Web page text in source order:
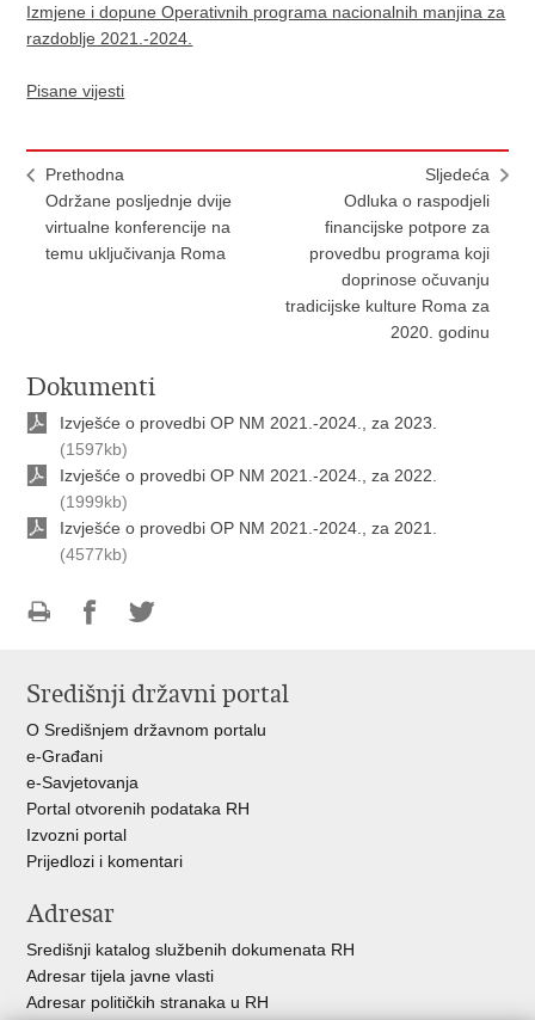
Izmjene i dopune Operativnih programa nacionalnih manjina za
razdoblje 2021.-2024.
Pisane vijesti
Prethodna
Održane posljednje dvije
virtualne konferencije na
temu uključivanja Roma
Sljedeća
Odluka o raspodjeli
financijske potpore za
provedbu programa koji
doprinose očuvanju
tradicijske kulture Roma za
2020. godinu
Dokumenti
Izvješće o provedbi OP NM 2021.-2024., za 2023.
(1597kb)
Izvješće o provedbi OP NM 2021.-2024., za 2022.
(1999kb)
Izvješće o provedbi OP NM 2021.-2024., za 2021.
(4577kb)
FacebookuTwitteru
Središnji državni portal
O Središnjem državnom portalu
e-Građani
e-Savjetovanja
Portal otvorenih podataka RH
Izvozni portal
Prijedlozi i komentari
Adresar
Središnji katalog službenih dokumenata RH
Adresar tijela javne vlasti
Adresar političkih stranaka u RH